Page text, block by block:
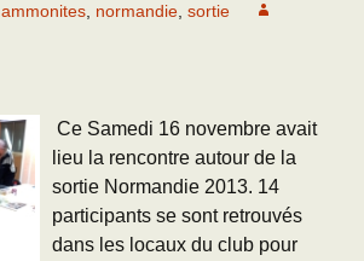
ammonites normandie sortie
Ce Samedi 16 novembre avait
lieu la rencontre autour de la
sortie Normandie 2013. 14
participants se sont retrouvés
dans les locaux du club pour